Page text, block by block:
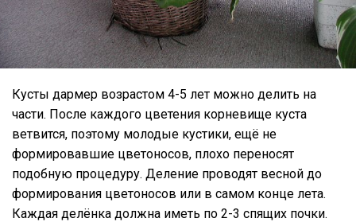
Кусты дармер возрастом 4-5 лет можно делить на
части. После каждого цветения корневище куста
ветвится, поэтому молодые кустики, ещё не
формировавшие цветоносов, плохо переносят
подобную процедуру. Деление проводят весной до
формирования цветоносов или в самом конце лета.
Каждая делёнка должна иметь по 2-3 спящих почки.